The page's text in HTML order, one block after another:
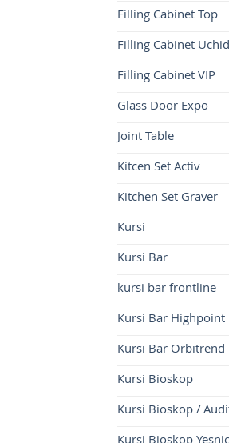
Filling Cabinet Top
Filling Cabinet
Filling Cabinet VIP
Glass Door Expo
Joint Table
Kitcen Set Activ
Kitchen Set Graver
Kursi
Kursi Bar
kursi bar frontline
Kursi Bar Highpoint
Kursi Bar Orbitrend
Kursi Bioskop
Kursi Bioskop /